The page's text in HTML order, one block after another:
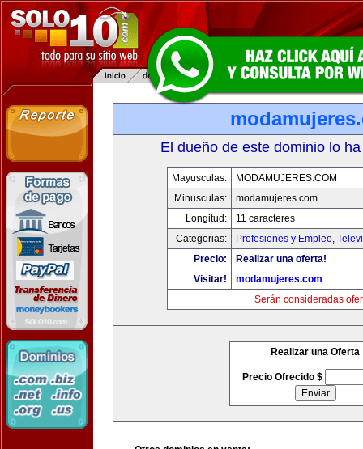
El dueño de este dominio lo
Mayusculas:
MODAMUJERES.COM
Minusculas:
modamujeres.com
Longitud:
11 caracteres
Categorias:
Profesiones y Empleo,
Precio:
Realizar una oferta!
Visitar!
modamujeres.com
Serán consideradas
Realizar una Oferta
Precio Ofrecido $